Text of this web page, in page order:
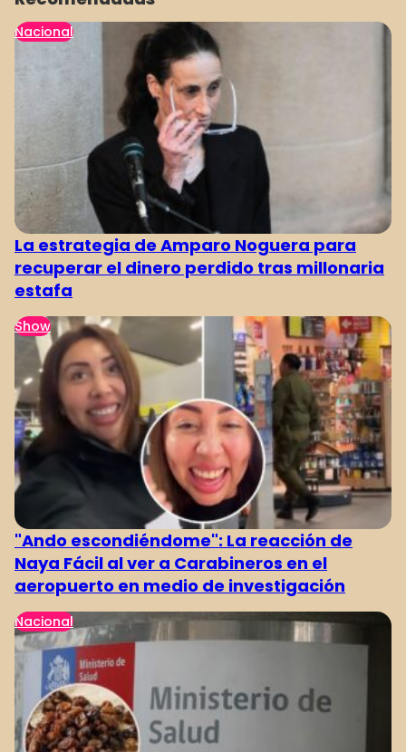
Nacional
La estrategia de Amparo Noguera para
recuperar el dinero perdido tras millonaria
estafa
Show
"Ando escondiéndome": La reacción de
Naya Fácil al ver a Carabineros en el
aeropuerto en medio de investigación
Nacional